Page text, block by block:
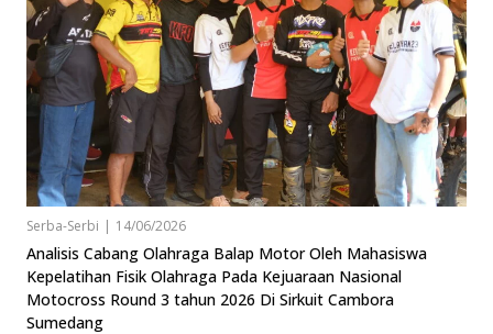
Serba-Serbi | 14/06/2026
Analisis Cabang Olahraga Balap Motor Oleh Mahasiswa
Kepelatihan Fisik Olahraga Pada Kejuaraan Nasional
Motocross Round 3 tahun 2026 Di Sirkuit Cambora
Sumedang